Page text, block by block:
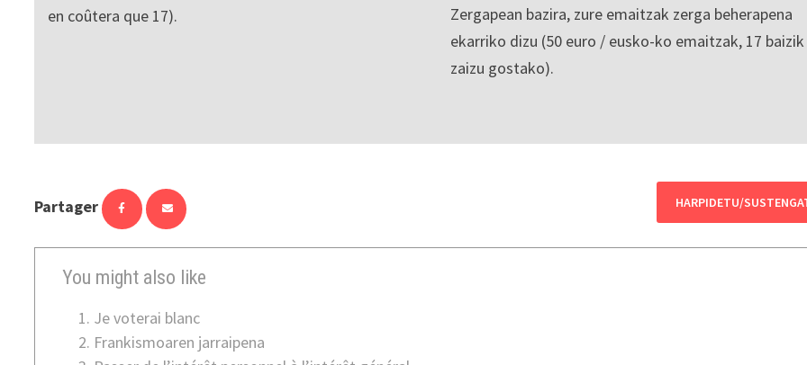
en coûtera que 17).
Zergapean bazira, zure emaitzak zerga beherapena
ekarriko dizu (50 euro / eusko-ko emaitzak, 17 baizik
zaizu gostako).
Partager HARPIDETU/
You might also like
Je voterai blanc
Frankismoaren jarraipena